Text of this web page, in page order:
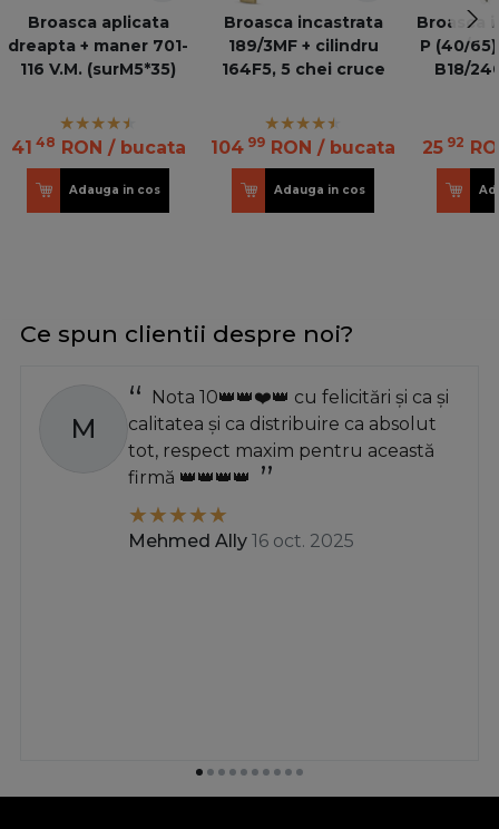
Broasca aplicata
dreapta + maner 701-
116 V.M. (surM5*35)
41 48 RON / bucata
Adauga in cos
Broasca incastrata
189/3MF + cilindru
164F5, 5 chei cruce
104 99 RON / bucata
Adauga in cos
Broasca
P (40/
B18/
25 92
Ce spun clientii despre noi?
M
Nota 10👑👑❤️👑 cu felicitări și ca și
calitatea și ca distribuire ca absolut
tot, respect maxim pentru această
firmă 👑👑👑👑
Mehmed Ally 16 oct. 2025